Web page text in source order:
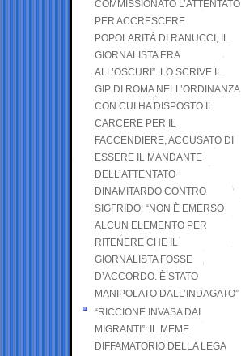
COMMISSIONATO L’ATTENTATO
PER ACCRESCERE
POPOLARITÀ DI RANUCCI, IL
GIORNALISTA ERA
ALL’OSCURI”. LO SCRIVE IL
GIP DI ROMA NELL’ORDINANZA
CON CUI HA DISPOSTO IL
CARCERE PER IL
FACCENDIERE, ACCUSATO DI
ESSERE IL MANDANTE
DELL’ATTENTATO
DINAMITARDO CONTRO
SIGFRIDO: “NON È EMERSO
ALCUN ELEMENTO PER
RITENERE CHE IL
GIORNALISTA FOSSE
D’ACCORDO. È STATO
MANIPOLATO DALL’INDAGATO”
“RICCIONE INVASA DAI
MIGRANTI”: IL MEME
DIFFAMATORIO DELLA LEGA